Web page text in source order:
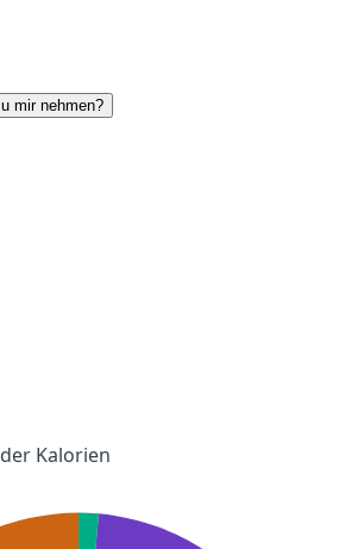
mir nehmen?
Kalorien